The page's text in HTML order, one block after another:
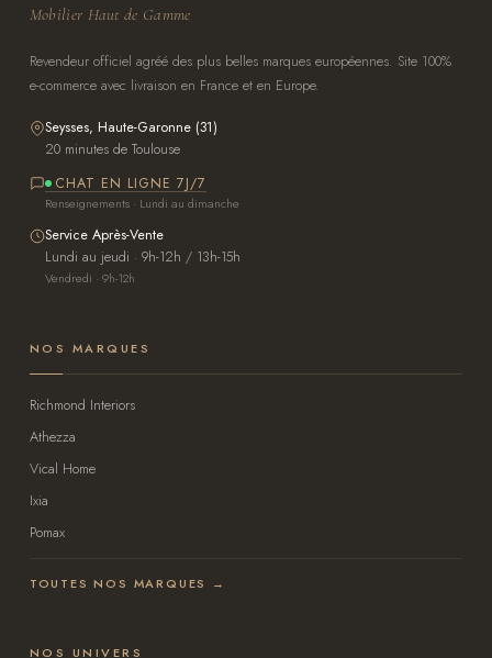
Mobilier Haut de Gamme
Revendeur officiel agréé des plus belles marques européennes. Site 100%
e-commerce avec livraison en France et en Europe.
Seysses, Haute-Garonne (31)
20 minutes de Toulouse
CHAT EN LIGNE 7J/7
Renseignements · Lundi au dimanche
Service Après-Vente
Lundi au jeudi · 9h-12h / 13h-15h
Vendredi · 9h-12h
NOS MARQUES
Richmond Interiors
Athezza
Vical Home
Ixia
Pomax
TOUTES NOS MARQUES →
NOS UNIVERS